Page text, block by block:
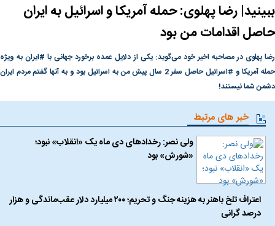
ببینید| رضا پهلوی: حمله آمریکا و اسرائیل به ایران
حاصل اقدامات من بود
رضا پهلوی در مصاحبه اخیر خود می‌گوید: یکی از دلایل عمده برخورد جهانی با #ایران به ویژه
حمله آمریکا و #اسرائیل حاصل سفر 2 سال پیش من به اسرائیل بود و به آنها گفتم مردم ایران
دشمن شما نیستند!
خبر های مرتبط
ولی نصر: رخدادهای دی ماه یک «انقلاب» نبود؛
«شورش» بود
اعتراف تلخ باهنر به هزینه جنگ و تحریم؛ ۲۰۰ میلیارد دلار عقب‌ماندگی و هزار
درصد گرانی